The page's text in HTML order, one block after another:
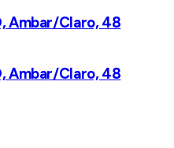
Ambar/Claro, 48
Ambar/Claro, 48